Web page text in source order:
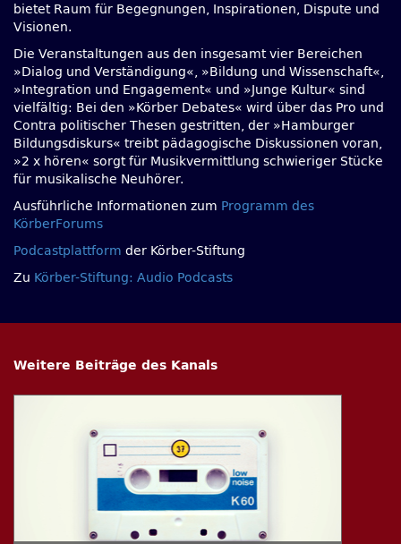
bietet Raum für Begegnungen, Inspirationen, Dispute und
Visionen.
Die Veranstaltungen aus den insgesamt vier Bereichen
»Dialog und Verständigung«, »Bildung und Wissenschaft«,
»Integration und Engagement« und »Junge Kultur« sind
vielfältig: Bei den »Körber Debates« wird über das Pro und
Contra politischer Thesen gestritten, der »Hamburger
Bildungsdiskurs« treibt pädagogische Diskussionen voran,
»2 x hören« sorgt für Musikvermittlung schwieriger Stücke
für musikalische Neuhörer.
Ausführliche Informationen zum Programm des
KörberForums
Podcastplattform der Körber-Stiftung
Zu Körber-Stiftung: Audio Podcasts
Weitere Beiträge des Kanals